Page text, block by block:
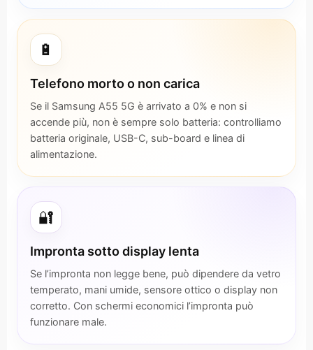
🔋
Telefono morto o non carica
Se il Samsung A55 5G è arrivato a 0% e non si
accende più, non è sempre solo batteria: controlliamo
batteria originale, USB-C, sub-board e linea di
alimentazione.
🔐
Impronta sotto display lenta
Se l’impronta non legge bene, può dipendere da vetro
temperato, mani umide, sensore ottico o display non
corretto. Con schermi economici l’impronta può
funzionare male.